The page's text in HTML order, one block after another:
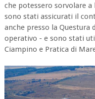
che potessero sorvolare
sono stati assicurati il
anche presso la Questura
operativo - e sono stati
Ciampino e Pratica di